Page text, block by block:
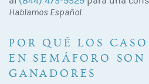
Hablamos Español.
POR QUÉ LOS
EN SEMÁFORO
GANADORES